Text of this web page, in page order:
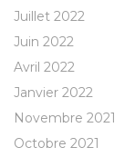
Juillet 2022
Juin 2022
Avril 2022
Janvier 2022
Novembre 2021
Octobre 2021